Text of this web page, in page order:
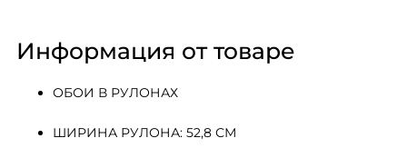
Информация от товаре
ОБОИ В РУЛОНАХ
ШИРИНА РУЛОНА: 52,8 СМ